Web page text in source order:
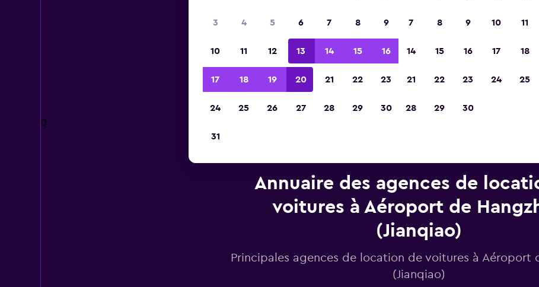
2023
0
Annuaire des agences de
voitures à Aéroport de
(Jianqiao)
Principales agences de location de voitures à Aéroport
(Jianqiao)
3 4 5 6 7 8 9
10 11 12 13 14 15 16
17 18 19 20 21 22 23
24 25 26 27 28 29 30
31
7 8 9 10 11
14 15 16 17 18
21 22 23 24 25
28 29 30